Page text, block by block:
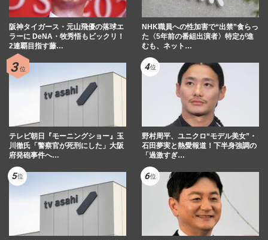
阪神タイガース・元山飛優の落球エ
ラーに DeNA・牧秀悟もビックリ！
2連覇目指す藤…
NHK職員への性加害で“出禁”食らっ
た〈5年前の番組出演者〉特定が進
むも、ネット…
テレビ朝日『モーニングショー』玉
川徹氏「警察官が死刑にした」大阪
府発砲事件へ…
野村周平、ユニクロ“モデル美女”・
石田夢実と熱愛報道！下半身強調の
「過激すぎ…